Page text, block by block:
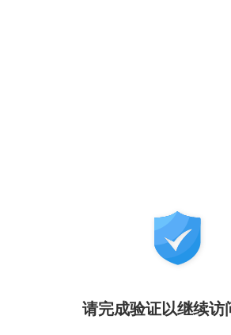
请完成验证以继续访